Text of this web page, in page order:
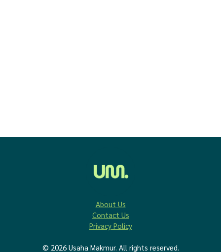
About Us
Contact Us
Privacy Policy
© 2026 Usaha Makmur. All rights reserved.